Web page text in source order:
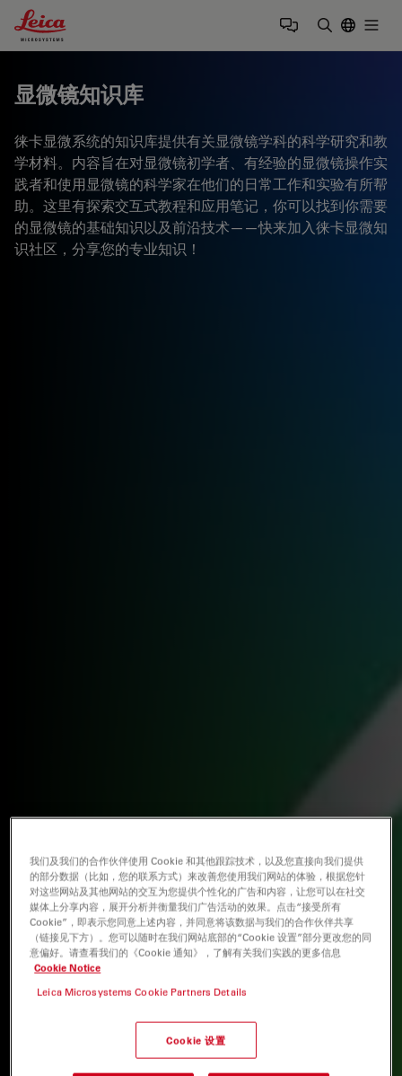
Leica Microsystems Logo
显微镜知识库
徕卡显微系统的知识库提供有关显微镜学科的科学研究和教
学材料。内容旨在对显微镜初学者、有经验的显微镜操作实
践者和使用显微镜的科学家在他们的日常工作和实验有所帮
助。这里有探索交互式教程和应用笔记，你可以找到你需要
的显微镜的基础知识以及前沿技术——快来加入徕卡显微知
识社区，分享您的专业知识！
我们及我们的合作伙伴使用 Cookie 和其他跟踪技术，以及您直接向我们提供
的部分数据（比如，您的联系方式）来改善您使用我们网站的体验，根据您针
对这些网站及其他网站的交互为您提供个性化的广告和内容，让您可以在社交
媒体上分享内容，展开分析并衡量我们广告活动的效果。点击“接受所有
Cookie”，即表示您同意上述内容，并同意将该数据与我们的合作伙伴共享
（链接见下方）。您可以随时在我们网站底部的“Cookie 设置”部分更改您的同
意偏好。请查看我们的《Cookie 通知》，了解有关我们实践的更多信息
Cookie Notice
Leica Microsystems Cookie Partners Details
Cookie 设置